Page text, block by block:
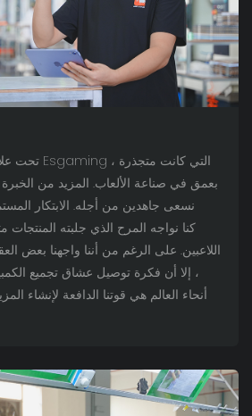
بعمق في صناعة الألعاب. المزيد من الخبرة
نسعى جاهدين من أجله. الابتكار
اللاعبين. على الرغم من أننا واجهنا بعض
، إلا أن فكرة توصيل عشاق تجميع
أنحاء العالم هي قوتنا الدافعة لإنشاء